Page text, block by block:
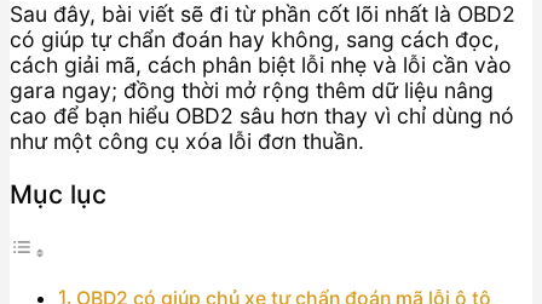
Sau đây, bài viết sẽ đi từ phần cốt lõi nhất là OBD2
có giúp tự chẩn đoán hay không, sang cách đọc,
cách giải mã, cách phân biệt lỗi nhẹ và lỗi cần vào
gara ngay; đồng thời mở rộng thêm dữ liệu nâng
cao để bạn hiểu OBD2 sâu hơn thay vì chỉ dùng nó
như một công cụ xóa lỗi đơn thuần.
Mục lục
OBD2 có giúp chủ xe tự chẩn đoán mã lỗi ô tô